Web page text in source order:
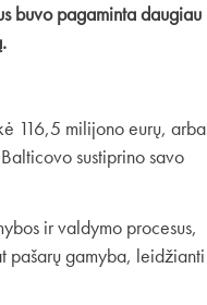
buvo pagaminta daugiau
116,5 milijono eurų, arba
sustiprino savo
ir valdymo procesus,
pašarų gamyba, leidžianti